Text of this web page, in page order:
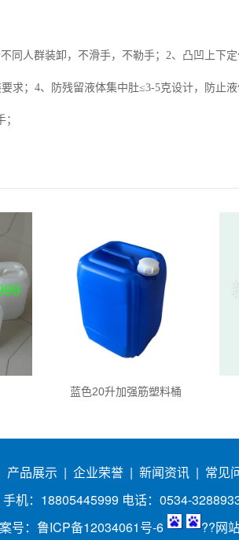
同人群装卸，不滑手，不勒手；2、凸凹上下
求；4、防残留液体集中肚≤3-5克设计，防止
蓝色20升加强筋塑料桶
产品展示 | 企业荣誉 | 新闻资讯 | 常见
机：18805445999 电话：0534-
号： 鲁ICP备12034061号-6 ??网